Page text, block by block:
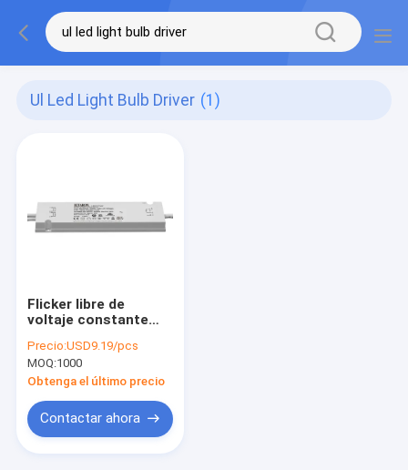
Ul Led Light Bulb Driver (1)
Flicker libre de
voltaje constante
fuente de
alimentación 60w
para iluminación de
baño
Precio:USD9.19/pcs
MOQ:1000
Obtenga el último precio
Contactar ahora